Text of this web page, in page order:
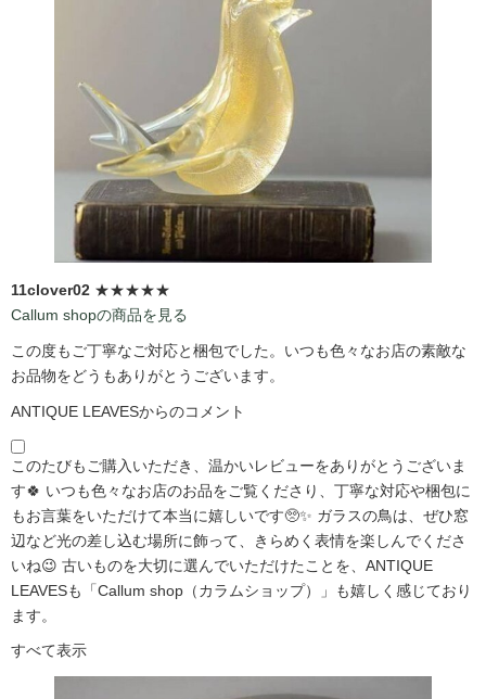
11clover02 ★★★★★
Callum shopの商品を見る
この度もご丁寧なご対応と梱包でした。いつも色々なお店の素敵な
お品物をどうもありがとうございます。
ANTIQUE LEAVESからのコメント
このたびもご購入いただき、温かいレビューをありがとうございま
す🍀 いつも色々なお店のお品をご覧くださり、丁寧な対応や梱包に
もお言葉をいただけて本当に嬉しいです🥺✨ ガラスの鳥は、ぜひ窓
辺など光の差し込む場所に飾って、きらめく表情を楽しんでくださ
いね😉 古いものを大切に選んでいただけたことを、ANTIQUE
LEAVESも「Callum shop（カラムショップ）」も嬉しく感じており
ます。
すべて表示